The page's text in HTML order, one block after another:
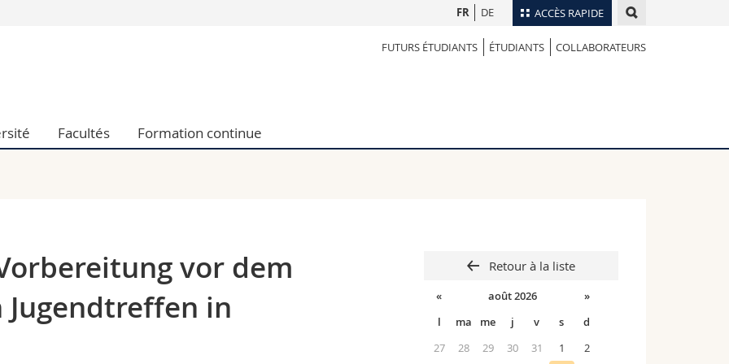
ACCÈS RAPIDE
humaines
l'éducation et de la formation
Collaborateurs
Annuaire du personnel
Programme des cours
FR DE
FUTURS ÉTUDIANTS ÉTUDIANTS COLLABORATEURS
Facultés Formation continue
vor dem
Jugendtreffen in
Retour à la liste
« août 2026
»
l
ma me j v s
d
27
28 29 30 31 1
2